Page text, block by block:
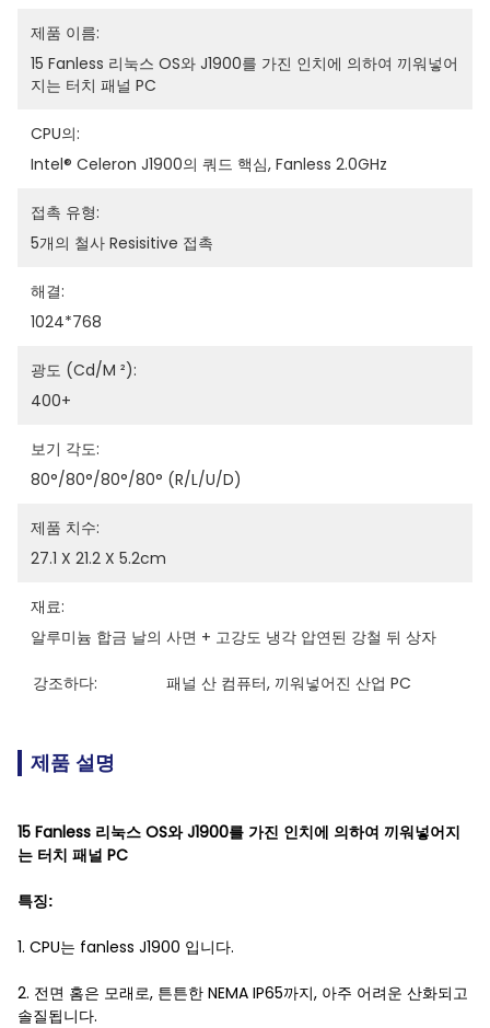
제품 이름:
15 Fanless 리눅스 OS와 J1900를 가진 인치에 의하여 끼워넣어
지는 터치 패널 PC
CPU의:
Intel® Celeron J1900의 쿼드 핵심, Fanless 2.0GHz
접촉 유형:
5개의 철사 Resisitive 접촉
해결:
1024*768
광도 (cd/m ²):
400+
보기 각도:
80°/80°/80°/80° (R/L/U/D)
제품 치수:
27.1 X 21.2 X 5.2cm
재료:
알루미늄 합금 날의 사면 + 고강도 냉각 압연된 강철 뒤 상자
강조하다: 패널 산 컴퓨터, 끼워넣어진 산업 PC
제품 설명
15 Fanless 리눅스 OS와 J1900를 가진 인치에 의하여 끼워넣어지
는 터치 패널 PC
특징:
1. CPU는 fanless J1900 입니다.
2. 전면 홈은 모래로, 튼튼한 NEMA IP65까지, 아주 어려운 산화되고
솔질됩니다.